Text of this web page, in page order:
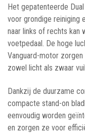
Het gepatenteerde
voor grondige reiniging
naar links of rechts kan
voetpedaal. De hoge
Vanguard-motor
zowel licht als zwaar
Dankzij de duurzame
compacte stand-on
eenvoudig worden
en zorgen ze voor